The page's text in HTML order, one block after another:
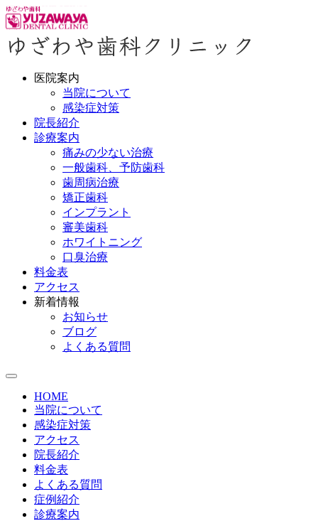
医院案内
当院について
感染症対策
院長紹介
診療案内
痛みの少ない治療
一般歯科、予防歯科
歯周病治療
矯正歯科
インプラント
審美歯科
ホワイトニング
口臭治療
料金表
アクセス
新着情報
お知らせ
ブログ
よくある質問
HOME
当院について
感染症対策
アクセス
院長紹介
料金表
よくある質問
症例紹介
診療案内